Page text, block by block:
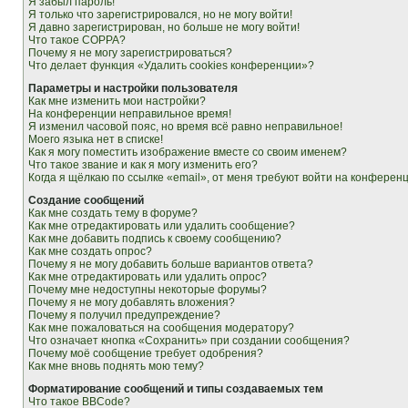
Я только что зарегистрировался, но не могу войти!
Я давно зарегистрирован, но больше не могу войти!
Что такое COPPA?
Почему я не могу зарегистрироваться?
Что делает функция «Удалить cookies конференции»?
Параметры и настройки пользователя
Как мне изменить мои настройки?
На конференции неправильное время!
Я изменил часовой пояс, но время всё равно неправильное!
Моего языка нет в списке!
Как я могу поместить изображение вместе со своим именем?
Что такое звание и как я могу изменить его?
Когда я щёлкаю по ссылке «email», от меня требуют войти на
Создание сообщений
Как мне создать тему в форуме?
Как мне отредактировать или удалить сообщение?
Как мне добавить подпись к своему сообщению?
Как мне создать опрос?
Почему я не могу добавить больше вариантов ответа?
Как мне отредактировать или удалить опрос?
Почему мне недоступны некоторые форумы?
Почему я не могу добавлять вложения?
Почему я получил предупреждение?
Как мне пожаловаться на сообщения модератору?
Что означает кнопка «Сохранить» при создании сообщения?
Почему моё сообщение требует одобрения?
Как мне вновь поднять мою тему?
Форматирование сообщений и типы создаваемых тем
Что такое BBCode?